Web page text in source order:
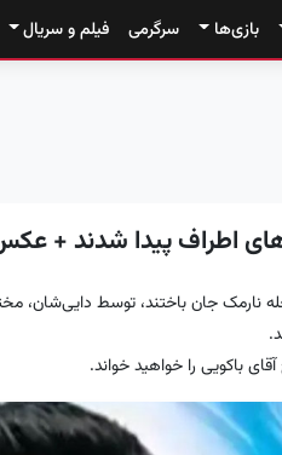
بازی‌ها سرگرمی فیلم و سریال
اطراف پیدا شدند +
نارمک جان باختند، توسط دایی‌شان،
باکویی را خواهید خواند.